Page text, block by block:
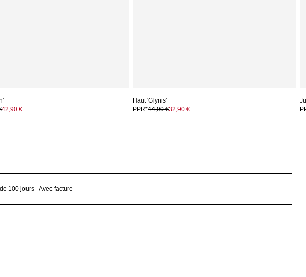
42,90 €
Haut 'Glynis'
PPR*44,90 €32,90 €
100 jours Avec facture